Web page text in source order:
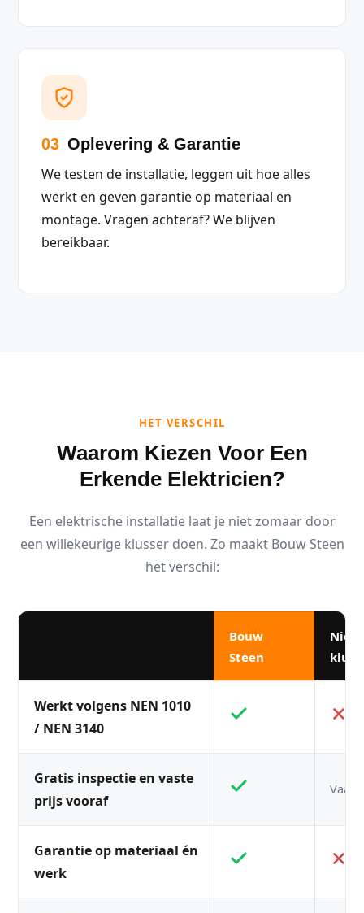
03 Oplevering & Garantie
We testen de installatie, leggen uit hoe alles
werkt en geven garantie op materiaal en
montage. Vragen achteraf? We blijven
bereikbaar.
HET VERSCHIL
Waarom Kiezen Voor Een
Erkende Elektricien?
Een elektrische installatie laat je niet zomaar door
een willekeurige klusser doen. Zo maakt Bouw Steen
het verschil:
Bouw
Steen
Niet-
Werkt volgens NEN 1010
/ NEN 3140
Gratis inspectie en vaste
prijs vooraf
Vaak
Garantie op materiaal én
werk